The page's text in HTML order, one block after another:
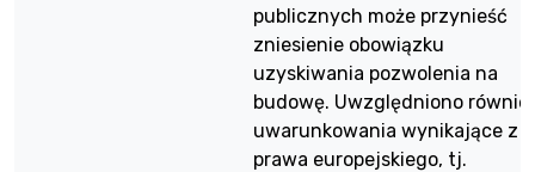
publicznych może przynieść
zniesienie obowiązku
uzyskiwania pozwolenia na
budowę. Uwzględniono
uwarunkowania wynikające z
prawa europejskiego, tj.